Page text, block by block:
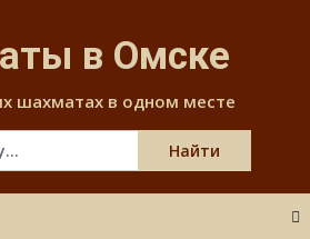
content
в Омске
шахматах в одном месте